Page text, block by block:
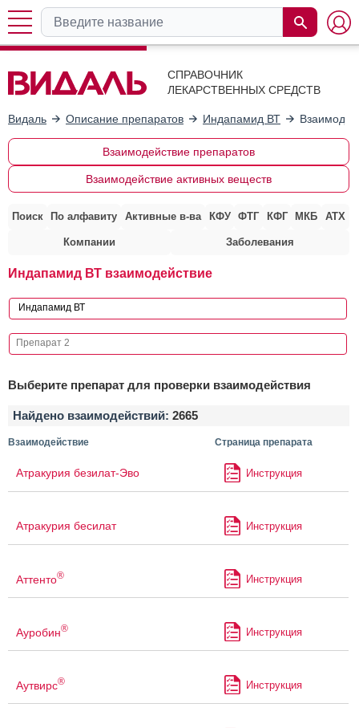
СПРАВОЧНИК
ЛЕКАРСТВЕННЫХ СРЕДСТВ
Видаль Описание препаратов Индапамид ВТ
Взаимодействие препаратов
Взаимодействие активных веществ
Поиск По алфавиту Активные в-ва КФУ ФТГ КФГ МКБ АТХ
Компании Заболевания
Индапамид ВТ взаимодействие
Выберите препарат для проверки взаимодействия
Найдено взаимодействий: 2665
Взаимодействие Страница препарата
Атракурия безилат-Эво Инструкция
Атракурия бесилат Инструкция
Аттенто® Инструкция
Ауробин® Инструкция
Аутвирс® Инструкция